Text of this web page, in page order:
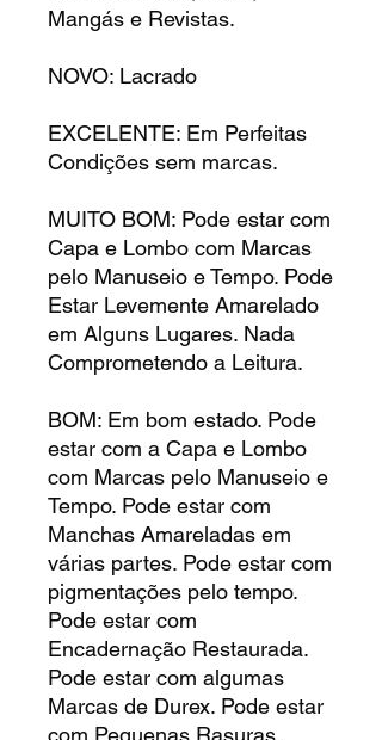
Mangás e Revistas.
NOVO: Lacrado
EXCELENTE: Em Perfeitas
Condições sem marcas.
MUITO BOM: Pode estar com
Capa e Lombo com Marcas
pelo Manuseio e Tempo. Pode
Estar Levemente Amarelado
em Alguns Lugares. Nada
Comprometendo a Leitura.
BOM: Em bom estado. Pode
estar com a Capa e Lombo
com Marcas pelo Manuseio e
Tempo. Pode estar com
Manchas Amareladas em
várias partes. Pode estar com
pigmentações pelo tempo.
Pode estar com
Encadernação Restaurada.
Pode estar com algumas
Marcas de Durex. Pode estar
com Pequenas Rasuras.